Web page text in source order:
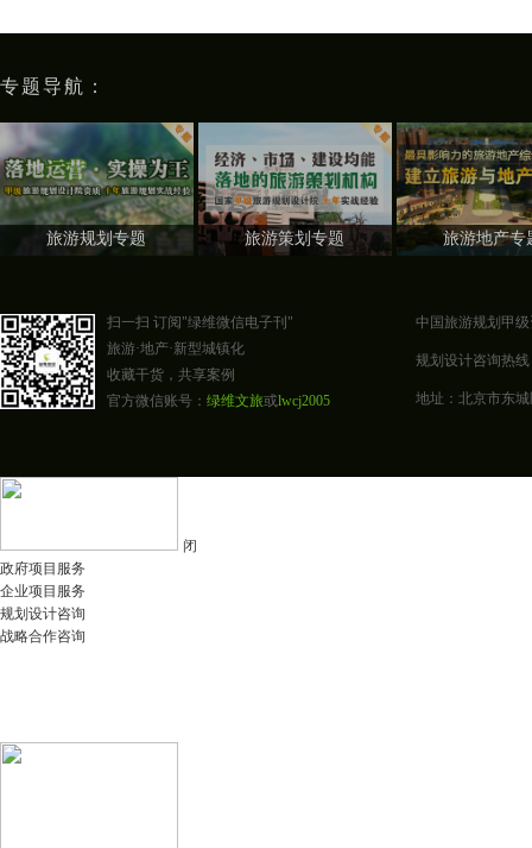
专题导航：
旅游规划专题 旅游策划专题 旅游地产专
扫一扫 订阅"绿维微信电子刊"
旅游·地产·新型城镇化
收藏干货，共享案例
官方微信账号： 绿维文旅或lwcj2005
中国旅游规划甲
规划设计咨询热线
地址：北京市东城
闭
政府项目服务
企业项目服务
规划设计咨询
战略合作咨询